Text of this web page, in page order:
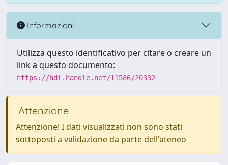
Informazioni
Utilizza questo identificativo per citare o creare un
link a questo documento:
https://hdl.handle.net/11586/20332
Attenzione
Attenzione! I dati visualizzati non sono stati
sottoposti a validazione da parte dell'ateneo